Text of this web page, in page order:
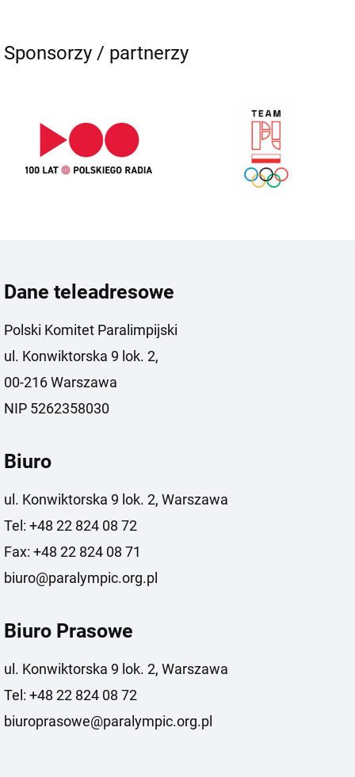
Sponsorzy / partnerzy
Dane teleadresowe
Polski Komitet Paralimpijski
ul. Konwiktorska 9 lok. 2,
00-216 Warszawa
NIP 5262358030
Biuro
ul. Konwiktorska 9 lok. 2, Warszawa
Tel: +48 22 824 08 72
Fax: +48 22 824 08 71
biuro@paralympic.org.pl
Biuro Prasowe
ul. Konwiktorska 9 lok. 2, Warszawa
Tel: +48 22 824 08 72
biuroprasowe@paralympic.org.pl